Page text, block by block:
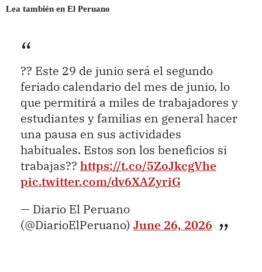
Lea también en El Peruano
?? Este 29 de junio será el segundo
feriado calendario del mes de junio, lo
que permitirá a miles de trabajadores y
estudiantes y familias en general hacer
una pausa en sus actividades
habituales. Estos son los beneficios si
trabajas?? https://t.co/5ZoJkcgVhe
pic.twitter.com/dv6XAZyriG
— Diario El Peruano
(@DiarioElPeruano) June 26, 2026